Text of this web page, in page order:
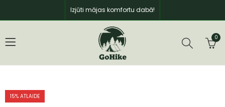
Izjūti mājas komfortu dabā!
0
15% ATLAIDE